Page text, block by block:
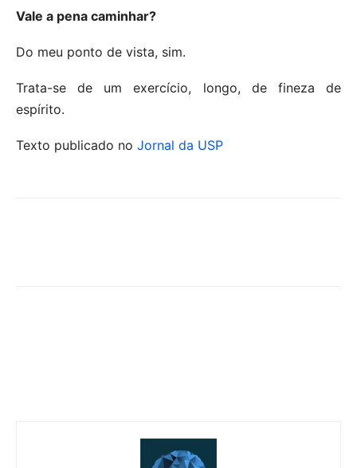
Vale a pena caminhar?
Do meu ponto de vista, sim.
Trata-se de um exercício, longo, de fineza de
espírito.
Texto publicado no Jornal da USP